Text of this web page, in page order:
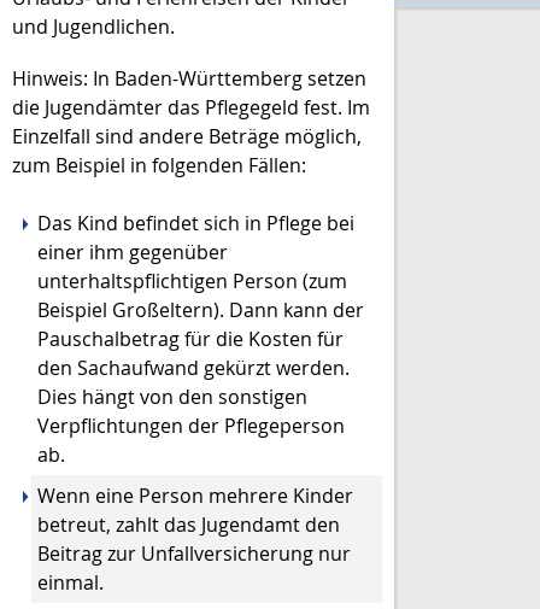
und Jugendlichen.
Hinweis: In Baden-Württemberg setzen
die Jugendämter das Pflegegeld fest. Im
Einzelfall sind andere Beträge möglich,
zum Beispiel in folgenden Fällen:
Das Kind befindet sich in Pflege bei
einer ihm gegenüber
unterhaltspflichtigen Person (zum
Beispiel Großeltern). Dann kann der
Pauschalbetrag für die Kosten für
den Sachaufwand gekürzt werden.
Dies hängtvon den sonstigen
Verpflichtungen der Pflegeperson
ab.
Wenn eine Person mehrere Kinder
betreut, zahlt das Jugendamt den
Beitrag zur Unfallversicherung nur
einmal.